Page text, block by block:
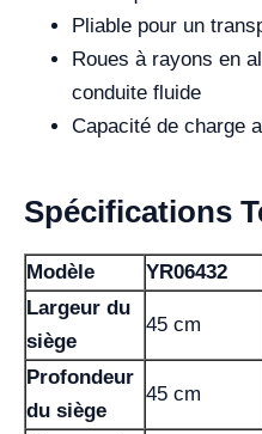
Pliable pour un
Roues à rayons en
conduite fluide
Capacité de charge
Spécifications
Modèle
YR06432
Largeur du
siège
45 cm
Profondeur
du siège
45 cm